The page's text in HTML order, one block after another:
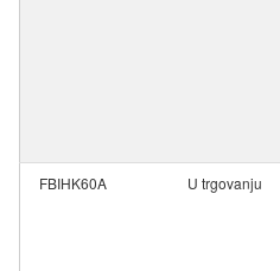
FBIHK60A U trgovanju